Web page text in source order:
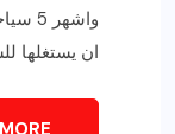
ان يستغلها